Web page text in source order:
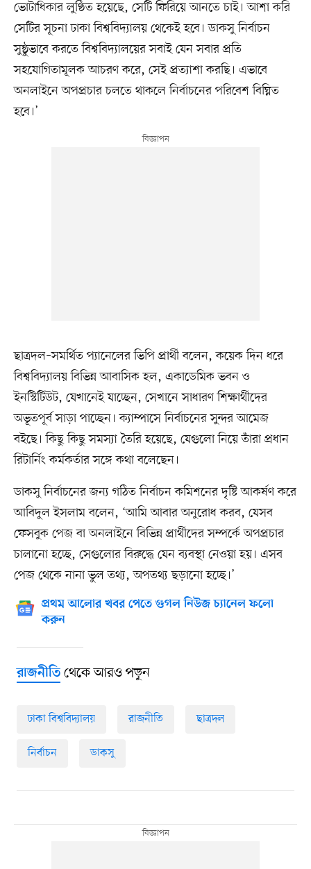
ভোটাধিকার লুণ্ঠিত হয়েছে, সেটি ফিরিয়ে আনতে চাই। আশা করি
সেটির সূচনা ঢাকা বিশ্ববিদ্যালয় থেকেই হবে। ডাকসু নির্বাচন
সুষ্ঠুভাবে করতে বিশ্ববিদ্যালয়ের সবাই যেন সবার প্রতি
সহযোগিতামূলক আচরণ করে, সেই প্রত্যাশা করছি। এভাবে
অনলাইনে অপপ্রচার চলতে থাকলে নির্বাচনের পরিবেশ বিঘ্নিত
হবে।’
ছাত্রদল–সমর্থিত প্যানেলের ভিপি প্রার্থী বলেন, কয়েক দিন ধরে
বিশ্ববিদ্যালয় বিভিন্ন আবাসিক হল, একাডেমিক ভবন ও
ইনস্টিটিউট, যেখানেই যাচ্ছেন, সেখানে সাধারণ শিক্ষার্থীদের
অভূতপূর্ব সাড়া পাচ্ছেন। ক্যাম্পাসে নির্বাচনের সুন্দর আমেজ
বইছে। কিছু কিছু সমস্যা তৈরি হয়েছে, যেগুলো নিয়ে তাঁরা প্রধান
রিটার্নিং কর্মকর্তার সঙ্গে কথা বলেছেন।
ডাকসু নির্বাচনের জন্য গঠিত নির্বাচন কমিশনের দৃষ্টি আকর্ষণ করে
আবিদুল ইসলাম বলেন, ‘আমি আবার অনুরোধ করব, যেসব
ফেসবুক পেজ বা অনলাইনে বিভিন্ন প্রার্থীদের সম্পর্কে অপপ্রচার
চালানো হচ্ছে, সেগুলোর বিরুদ্ধে যেন ব্যবস্থা নেওয়া হয়। এসব
পেজ থেকে নানা ভুল তথ্য, অপতথ্য ছড়ানো হচ্ছে।’
প্রথম আলোর খবর পেতে গুগল নিউজ চ্যানেল ফলো
করুন
রাজনীতিথেকে আরও পড়ুন
ঢাকা বিশ্ববিদ্যালয় রাজনীতি ছাত্রদল
নির্বাচন ডাকসু